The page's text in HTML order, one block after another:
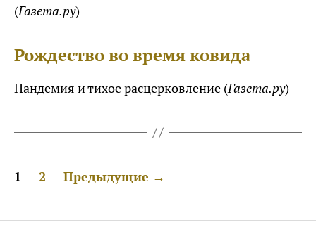
(Газета.ру)
Рождество во время ковида
Пандемия и тихое расцерковление (Газета.ру)
ПАГИНАЦИЯ
1 2 Предыдущие →